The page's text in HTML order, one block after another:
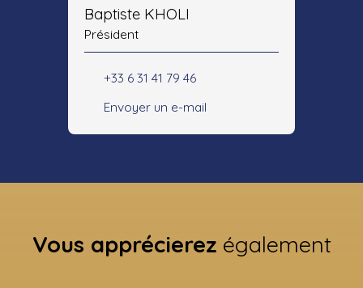
Baptiste KHOLI
Président
+33 6 31 41 79 46
Envoyer un e-mail
Vous apprécierez également